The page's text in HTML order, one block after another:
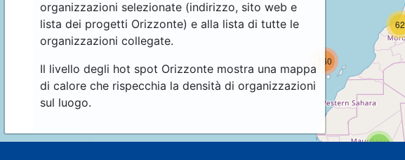
organizzazioni selezionate (indirizzo, sito web e
lista dei progetti Orizzonte) e alla lista di tutte le
organizzazioni collegate.
Il livello degli hot spot Orizzonte mostra una mappa
di calore che rispecchia la densità di organizzazioni
sul luogo.
2
62
160